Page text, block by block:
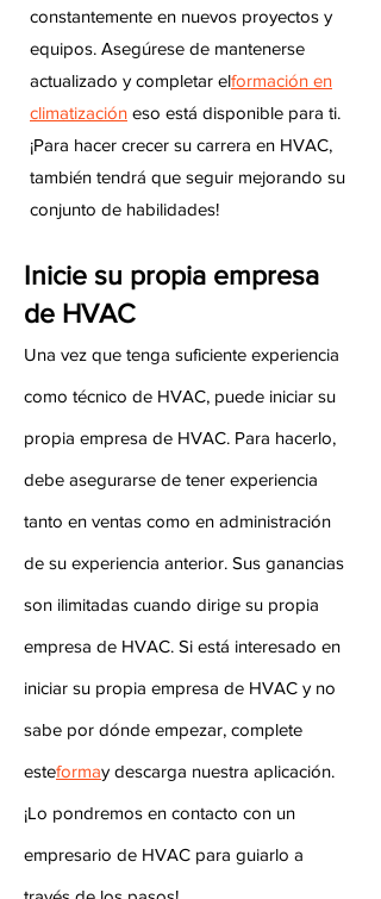
constantemente en nuevos proyectos y
equipos. Asegúrese de mantenerse
actualizado y completar elformación en
climatización eso está disponible para ti.
¡Para hacer crecer su carrera en HVAC,
también tendrá que seguir mejorando su
conjunto de habilidades!
Inicie su propia empresa
de HVAC
Una vez que tenga suficiente experiencia
como técnico de HVAC, puede iniciar su
propia empresa de HVAC. Para hacerlo,
debe asegurarse de tener experiencia
tanto en ventas como en administración
de su experiencia anterior. Sus ganancias
son ilimitadas cuando dirige su propia
empresa de HVAC. Si está interesado en
iniciar su propia empresa de HVAC y no
sabe por dónde empezar, complete
esteformay descarga nuestra aplicación.
¡Lo pondremos en contacto con un
empresario de HVAC para guiarlo a